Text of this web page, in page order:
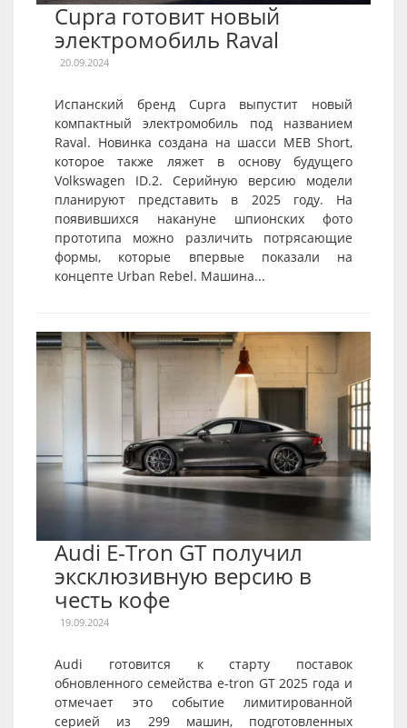
Cupra готовит новый
электромобиль Raval
20.09.2024
Испанский бренд Cupra выпустит новый
компактный электромобиль под названием
Raval. Новинка создана на шасси MEB Short,
которое также ляжет в основу будущего
Volkswagen ID.2. Серийную версию модели
планируют представить в 2025 году. На
появившихся накануне шпионских фото
прототипа можно различить потрясающие
формы, которые впервые показали на
концепте Urban Rebel. Машина...
Audi E-Tron GT получил
эксклюзивную версию в
честь кофе
19.09.2024
Audi готовится к старту поставок
обновленного семейства e-tron GT 2025 года и
отмечает это событие лимитированной
серией из 299 машин, подготовленных